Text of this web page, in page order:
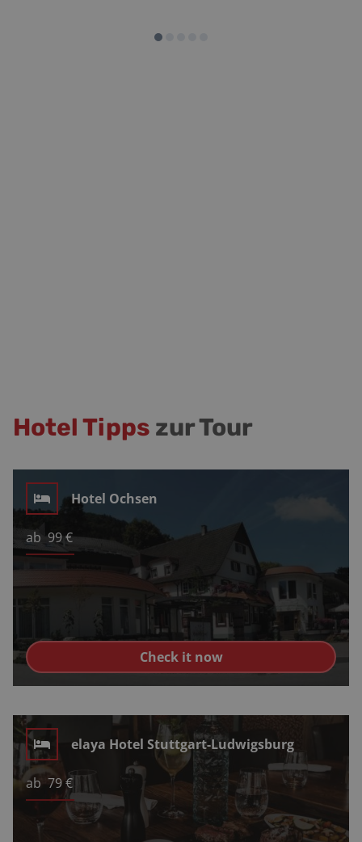
Hotel Tipps zur Tour
Hotel Ochsen
ab 99€
Check it now
elaya Hotel Stuttgart-Ludwigsburg
ab 79€